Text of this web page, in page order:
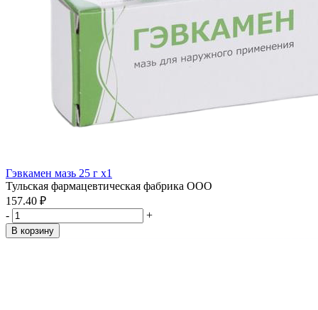
Гэвкамен мазь 25 г x1
Тульская фармацевтическая фабрика ООО
157.40 ₽
-
+
В корзину